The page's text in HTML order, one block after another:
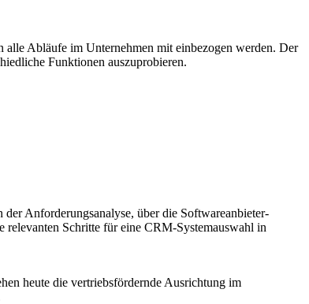
Abläufe im Unternehmen mit einbezogen werden. Der
Funktionen auszuprobieren.
der Anforderungsanalyse, über die Softwareanbieter-
Schritte für eine CRM-Systemauswahl in
heute die vertriebsfördernde Ausrichtung im